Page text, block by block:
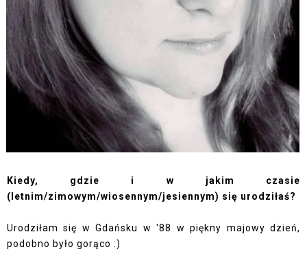
Kiedy, gdzie i w jakim czasie
(letnim/zimowym/wiosennym/jesiennym) się urodziłaś?
Urodziłam się w Gdańsku w '88 w piękny majowy dzień,
podobno było gorąco :)